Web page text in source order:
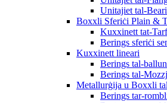
Unitajiet tal-
Boxxli Sferiċi Plain &
Kuxxinett tat-
Berings sferiċi
Kuxxinett lineari
Berings tal-
Berings tal-
Metallurġija u Boxxli
Berings tar-